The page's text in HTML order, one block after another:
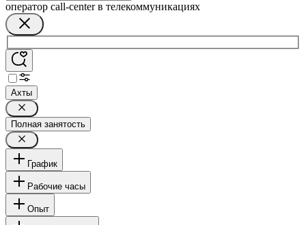
оператор call-center в телекоммуникациях
Ахты
Полная занятость
График
Рабочие часы
Опыт